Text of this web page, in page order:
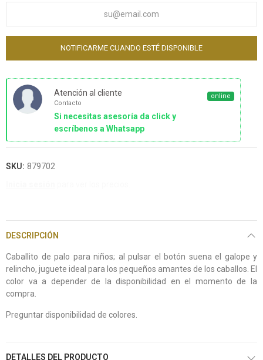
NOTIFICARME CUANDO ESTÉ DISPONIBLE
Atención al cliente
Contacto
Si necesitas asesoría da click y
escríbenos a Whatsapp
online
SKU: 879702
DESCRIPCIÓN
Caballito de palo para niños; al pulsar el botón suena el galope y
relincho, juguete ideal para los pequeños amantes de los caballos. El
color va a depender de la disponibilidad en el momento de la
compra.
Preguntar disponibilidad de colores.
DETALLES DEL PRODUCTO